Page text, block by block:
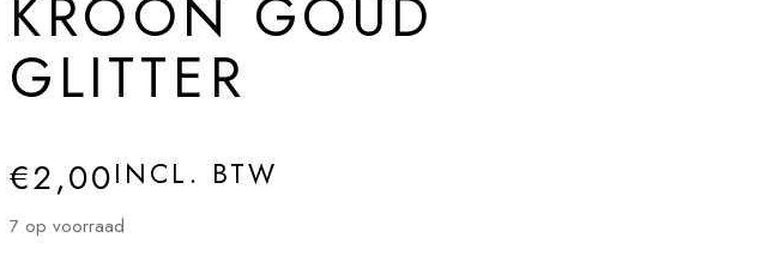
KROON GOUD
GLITTER
€2,00INCL. BTW
7 op voorraad